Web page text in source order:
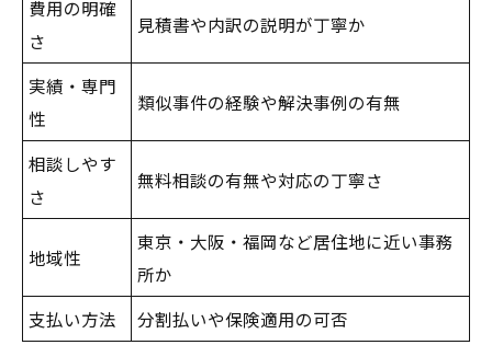
費用の明確
さ
見積書や内訳の説明が丁寧か
実績・専門
性
類似事件の経験や解決事例の有無
相談しやす
さ
無料相談の有無や対応の丁寧さ
地域性
東京・大阪・福岡など居住地に近い事務
所か
支払い方法
分割払いや保険適用の可否